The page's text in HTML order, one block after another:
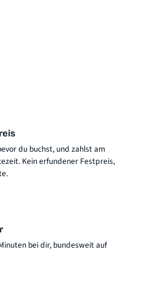
du buchst, und zahlst am
Kein erfundener Festpreis,
bei dir, bundesweit auf